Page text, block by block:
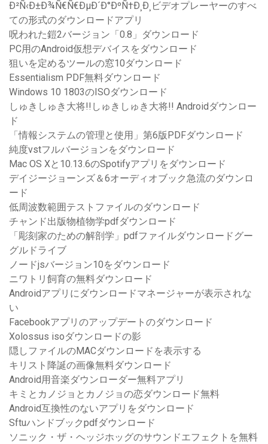
Ð²Ñ‹Ð±Ð¾Ñ€Ñ€ÐµÐ´Ð°ÐºÑ†Ð¸Ð¸ビデオプレーヤーのすべ
ての形式のダウンロードアプリ
呪われた鎧2バージョン「0.8」ダウンロード
PC用のAndroid仮想デバイスをダウンロード
狙いを定めるツールの窓10ダウンロード
Essentialism PDF無料ダウンロード
Windows 10 1803のISOダウンロード
しゅきしゅき大将!!しゅきしゅき大将!! Androidダウンロー
ド
「情報システムの管理と使用」第6版PDFダウンロード
純度vstフルバージョンをダウンロード
Mac OS Xと10.13.6のSpotifyアプリをダウンロード
デイジージョーンズ＆6オーディオブック急流のダウンロ
ード
低周波数範囲テストファイルのダウンロード
チャンド出版物植物学pdfダウンロード
「彫刻家のための解剖学」pdfファイルダウンロードグー
グルドライブ
ノードjsバージョン10をダウンロード
ニワトリ飼育の無料ダウンロード
Androidアプリにダウンロードマネージャーが表示されな
い
Facebookアプリのアップデートのダウンロード
Xolossus isoダウンロードの影
隠しファイルのMACダウンロードを表示する
キリスト降誕の画像無料ダウンロード
Android用音楽ダウンローダー無料アプリ
キミとカノジョとカノジョの恋ダウンロード無料
Android互換性のないアプリをダウンロード
Sftuハンドブックpdfダウンロード
ソニック・ザ・ヘッジホッグのサウンドエフェクトを無料